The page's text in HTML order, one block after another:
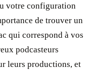
votre configuration
de trouver un
qui correspond à vos
podcasteurs
leurs productions, et